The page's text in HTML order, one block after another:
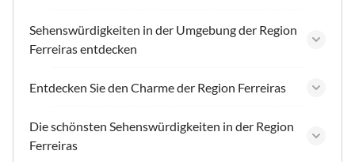
Sehenswürdigkeiten in der Umgebung der Region
Ferreiras entdecken
Entdecken Sie den Charme der Region Ferreiras
Die schönsten Sehenswürdigkeiten in der Region
Ferreiras